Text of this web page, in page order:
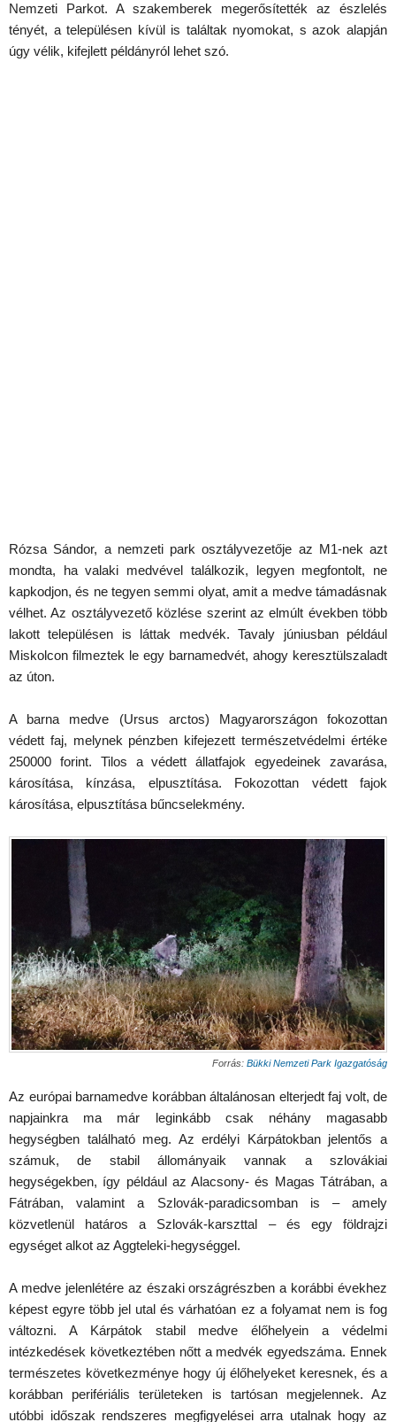
Nemzeti Parkot. A szakemberek megerősítették az észlelés
tényét, a településen kívül is találtak nyomokat, s azok alapján
úgy vélik, kifejlett példányról lehet szó.
Rózsa Sándor, a nemzeti park osztályvezetője az M1-nek azt
mondta, ha valaki medvével találkozik, legyen megfontolt, ne
kapkodjon, és ne tegyen semmi olyat, amit a medve támadásnak
vélhet. Az osztályvezető közlése szerint az elmúlt években több
lakott településen is láttak medvék. Tavaly júniusban például
Miskolcon filmeztek le egy barnamedvét, ahogy keresztülszaladt
az úton.
A barna medve (Ursus arctos) Magyarországon fokozottan
védett faj, melynek pénzben kifejezett természetvédelmi értéke
250000 forint. Tilos a védett állatfajok egyedeinek zavarása,
károsítása, kínzása, elpusztítása. Fokozottan védett fajok
károsítása, elpusztítása bűncselekmény.
Forrás: Bükki Nemzeti Park Igazgatóság
Az európai barnamedve korábban általánosan elterjedt faj volt, de
napjainkra ma már leginkább csak néhány magasabb
hegységben található meg. Az erdélyi Kárpátokban jelentős a
számuk, de stabil állományaik vannak a szlovákiai
hegységekben, így például az Alacsony- és Magas Tátrában, a
Fátrában, valamint a Szlovák-paradicsomban is – amely
közvetlenül határos a Szlovák-karszttal – és egy földrajzi
egységet alkot az Aggteleki-hegységgel.
A medve jelenlétére az északi országrészben a korábbi évekhez
képest egyre több jel utal és várhatóan ez a folyamat nem is fog
változni. A Kárpátok stabil medve élőhelyein a védelmi
intézkedések következtében nőtt a medvék egyedszáma. Ennek
természetes következménye hogy új élőhelyeket keresnek, és a
korábban perifériális területeken is tartósan megjelennek. Az
utóbbi időszak rendszeres megfigyelései arra utalnak hogy az